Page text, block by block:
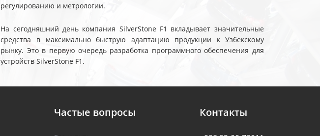
регулированию и метрологии.
На сегодняшний день компания SilverStone F1 вкладывает значительные
средства в максимально быструю адаптацию продукции к Узбекскому
рынку. Это в первую очередь разработка программного обеспечения для
устройств SilverStone F1.
Частые вопросы Контакты